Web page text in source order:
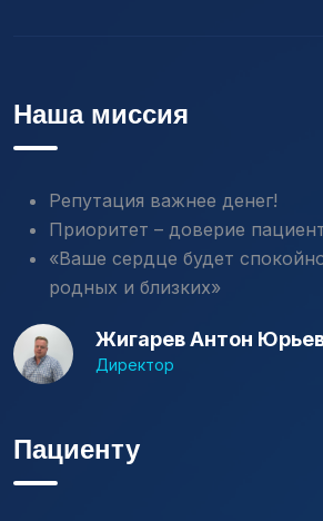
Наша миссия
Репутация важнее денег!
Приоритет – доверие
«Ваше сердце будет
родных и близких»
Жигарев Антон
Директор
Пациенту